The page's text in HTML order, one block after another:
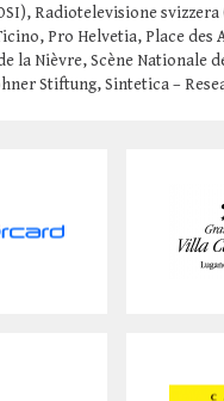
Radiotelevisione svizzera
Pro Helvetia, Place des
la Nièvre, Scène Nationale
Stiftung, Sintetica –